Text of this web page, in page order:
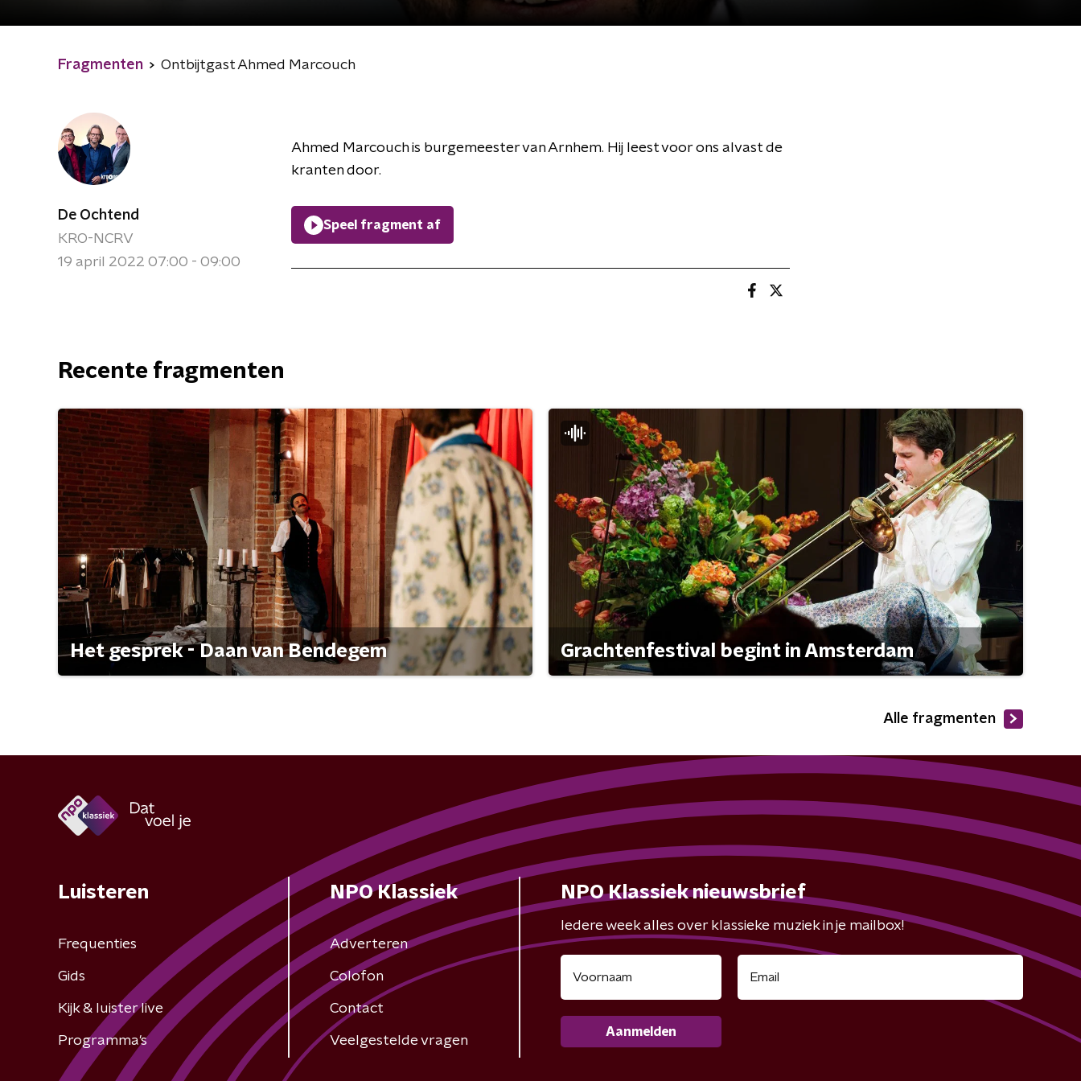
Fragmenten Ontbijtgast Ahmed Marcouch
De Ochtend
KRO-NCRV
19 april 2022 07:00 - 09:00
Ahmed Marcouch is burgemeester van Arnhem. Hij leest voor ons alvast de
kranten door.
Speel fragment af
Recente fragmenten
Het gesprek - Daan van Bendegem Grachtenfestival begint in Amsterdam
Alle fragmenten
Luisteren
Frequenties
Gids
Kijk & luister live
Programma's
NPO Klassiek
Adverteren
Colofon
Contact
Veelgestelde vragen
NPO Klassiek nieuwsbrief
Iedere week alles over klassieke muziek in je mailbox!
Aanmelden